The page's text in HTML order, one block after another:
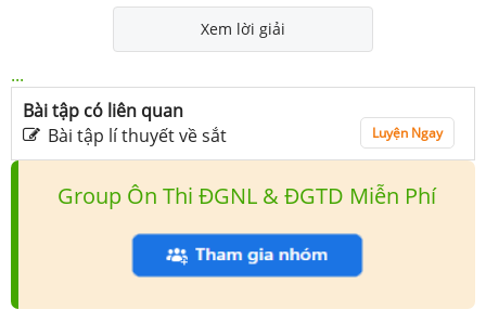
Xem lời giải
...
Bài tập có liên quan
Bài tập lí thuyết về sắt
Luyện Ngay
Group Ôn Thi ĐGNL & ĐGTD Miễn Phí